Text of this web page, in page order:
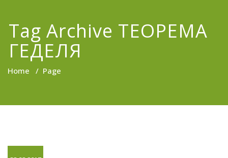
Tag Archive ТЕОРЕМА
ГЕДЕЛЯ
Home / Page